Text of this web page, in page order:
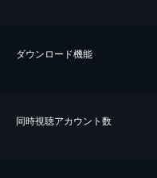
ダウンロード機能
同時視聴アカウント数